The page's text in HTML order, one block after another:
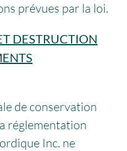
prévues par la loi.
DESTRUCTION
de conservation
réglementation
Inc. ne